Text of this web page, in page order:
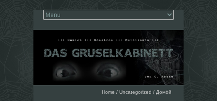
Home / Uncategorized / Домо́й